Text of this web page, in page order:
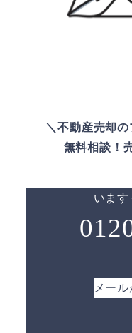
＼不動産売却
無料相談！
います
メー